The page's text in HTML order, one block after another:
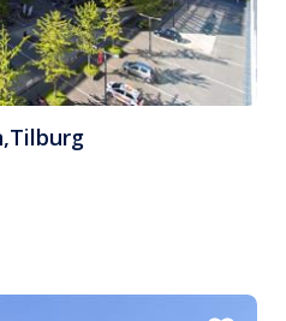
,Tilburg